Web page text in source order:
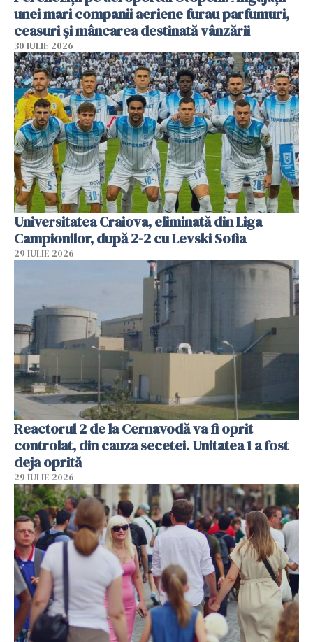
unei mari companii aeriene furau parfumuri,
ceasuri și mâncarea destinată vânzării
30 IULIE 2026
Universitatea Craiova, eliminată din Liga
Campionilor, după 2-2 cu Levski Sofia
29 IULIE 2026
Reactorul 2 de la Cernavodă va fi oprit
controlat, din cauza secetei. Unitatea 1 a fost
deja oprită
29 IULIE 2026